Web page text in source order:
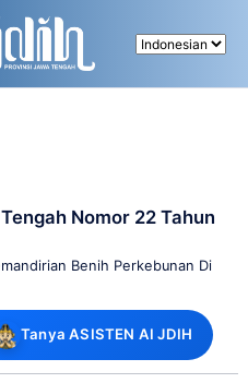
Nomor 22 Tahun
Benih Perkebunan Di
Tanya ASISTEN AI JDIH